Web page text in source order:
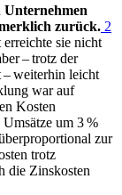
Unternehmen
zurück. 2
sie nicht
– trotz der
– weiterhin leicht
war auf
Kosten
um 3 %
zur
trotz
die Zinskosten